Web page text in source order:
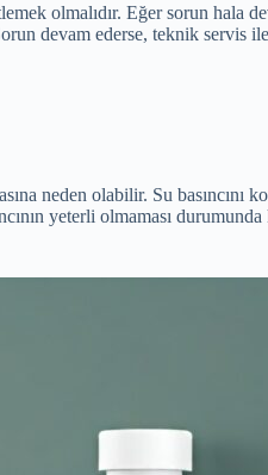
olmalıdır. Eğer sorun hala
devam ederse, teknik
neden olabilir. Su
yeterli olmaması